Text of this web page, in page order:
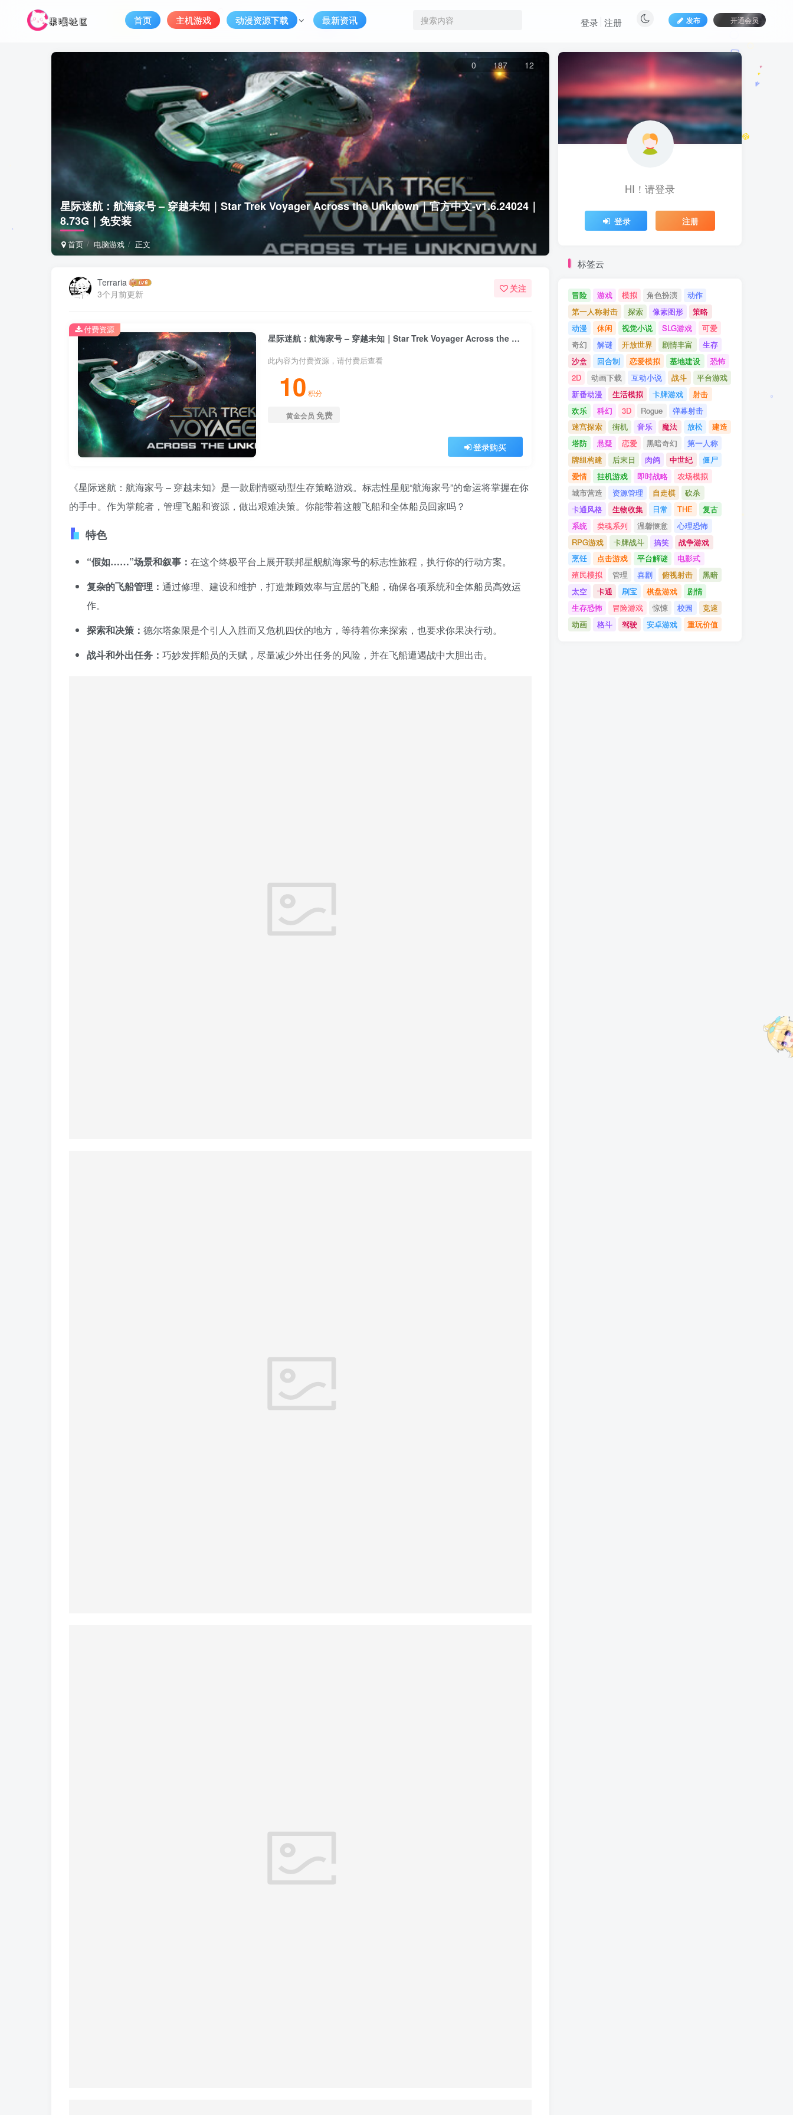
首页 主机游戏 动漫资源下载 最新资讯 发布 开通会员
登录 注册
星际迷航：航海家号 – 穿越未知｜Star Trek Voyager Across the Unknown｜官方中文-v1.6.24024｜
8.73G｜免安装
首页 电脑游戏 正文
0 187 12
Terraria
3个月前更新
关注
星际迷航：航海家号 – 穿越未知｜Star Trek Voyager Across the Unknown｜官方中文-v1.6.24024｜8.73G｜免安装
此内容为付费资源，请付费后查看
10 积分
黄金会员 免费
登录购买
付费资源
《星际迷航：航海家号 – 穿越未知》是一款剧情驱动型生存策略游戏。标志性星舰“航海家号”的命运将掌握在你
的手中。作为掌舵者，管理飞船和资源，做出艰难决策。你能带着这艘飞船和全体船员回家吗？
特色
“假如……”场景和叙事： 在这个终极平台上展开联邦星舰航海家号的标志性旅程，执行你的行动方案。
复杂的飞船管理： 通过修理、建设和维护，打造兼顾效率与宜居的飞船，确保各项系统和全体船员高效运
作。
探索和决策： 德尔塔象限是个引人入胜而又危机四伏的地方，等待着你来探索，也要求你果决行动。
战斗和外出任务： 巧妙发挥船员的天赋，尽量减少外出任务的风险，并在飞船遭遇战中大胆出击。
HI！请登录
登录 注册
标签云
冒险 游戏 模拟 角色扮演
动作
第一人称射击
探索 像素图形
策略
动漫
休闲 视觉小说 SLG游戏
可爱
奇幻
解谜 开放世界 剧情丰富
生存
沙盒
回合制 恋爱模拟 基地建设
恐怖
2D
动画下载 互动小说 战斗
平台游戏
新番动漫
生活模拟 卡牌游戏
射击
欢乐
科幻 3D Rogue
弹幕射击
迷宫探索
街机 音乐 魔法 放松
建造
塔防
悬疑 恋爱 黑暗奇幻
第一人称
牌组构建
后末日 肉鸽 中世纪
僵尸
爱情
挂机游戏 即时战略
农场模拟
城市营造
资源管理 自走棋
砍杀
卡通风格
生物收集 日常 THE
复古
系统
类魂系列 温馨惬意
心理恐怖
RPG游戏
卡牌战斗 搞笑
战争游戏
烹饪
点击游戏 平台解谜
电影式
殖民模拟
管理 喜剧 俯视射击
黑暗
太空
卡通 刷宝 棋盘游戏
剧情
生存恐怖
冒险游戏 惊悚 校园
竞速
动画
格斗 驾驶 安卓游戏 重玩价值